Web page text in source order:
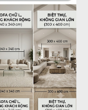
trải sàn - thảm trang trí
vị phân phối thảm
ở TPHCM và Hà
khách, phòng
Âu. Toàn bộ sản phẩm
tôi và nhập khẩu trực
thấy cho mình một